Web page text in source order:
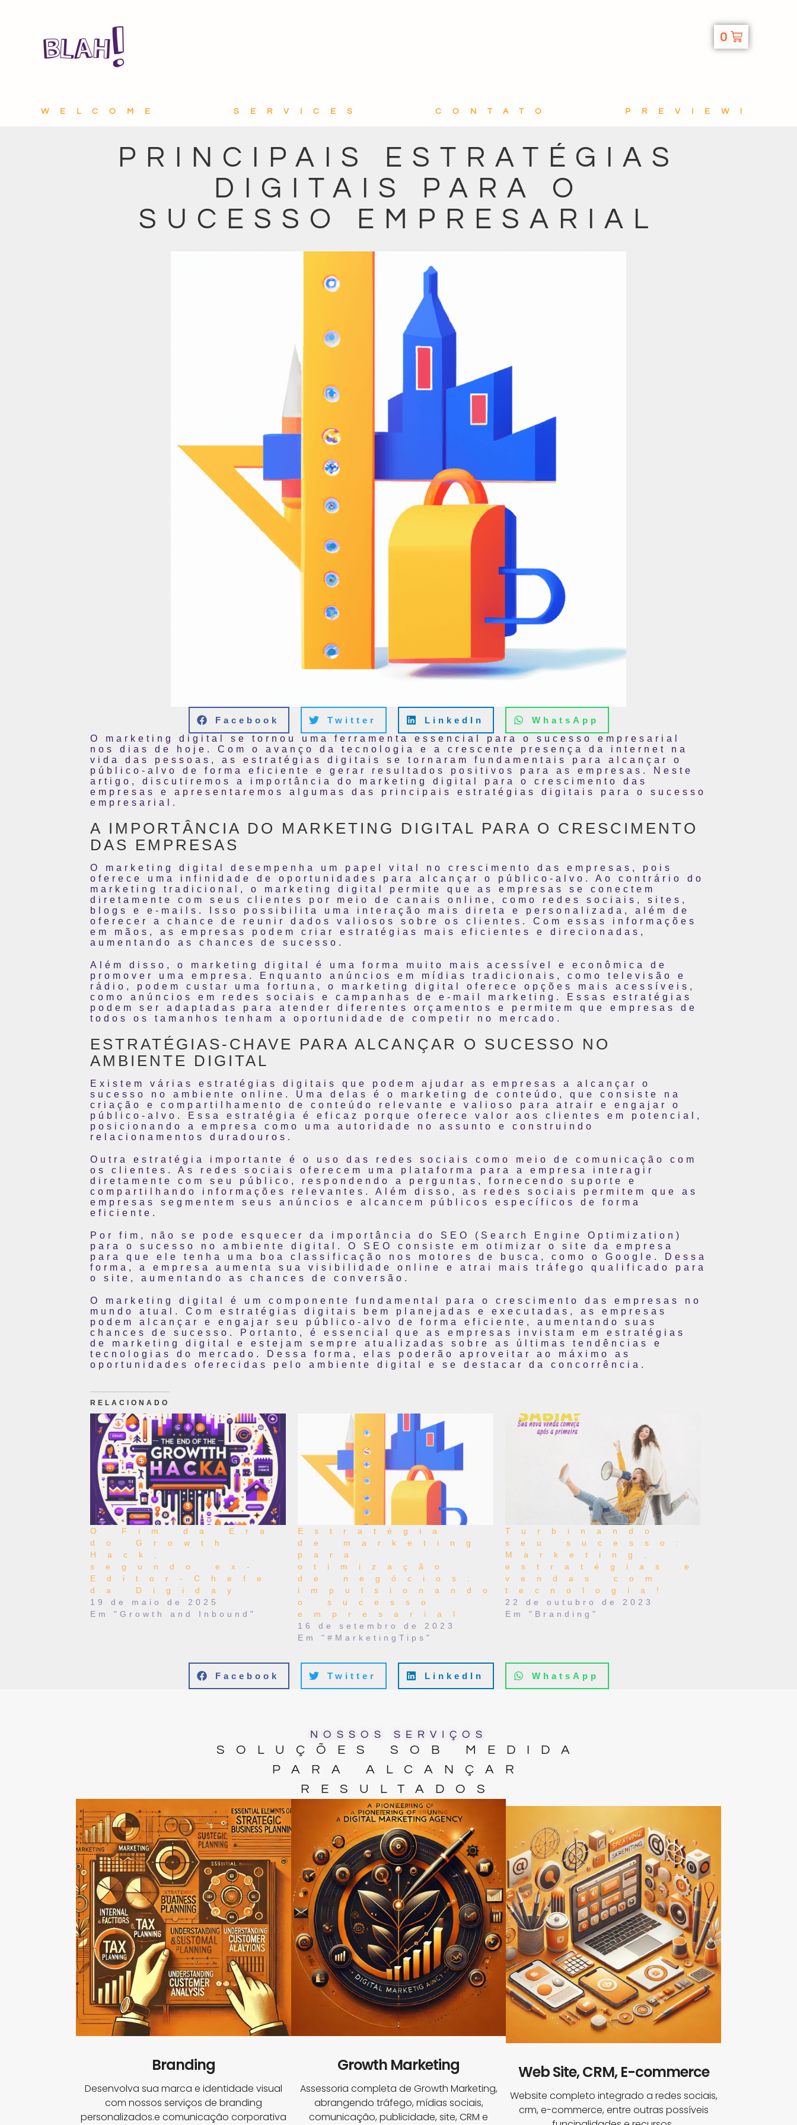
0
WELCOME SERVICES CONTATO PREVIEW!
PRINCIPAIS ESTRATÉGIAS
DIGITAIS PARA O
SUCESSO EMPRESARIAL
Facebook Twitter LinkedIn
WhatsApp
O marketing digital se tornou uma ferramenta essencial para o sucesso empresarial
nos dias de hoje. Com o avanço da tecnologia e a crescente presença da internet na
vida das pessoas, as estratégias digitais se tornaram fundamentais para alcançar o
público-alvo de forma eficiente e gerar resultados positivos para as empresas. Neste
artigo, discutiremos a importância do marketing digital para o crescimento das
empresas e apresentaremos algumas das principais estratégias digitais para o sucesso
empresarial.
A IMPORTÂNCIA DO MARKETING DIGITAL PARA O CRESCIMENTO
DAS EMPRESAS
O marketing digital desempenha um papel vital no crescimento das empresas, pois
oferece uma infinidade de oportunidades para alcançar o público-alvo. Ao contrário do
marketing tradicional, o marketing digital permite que as empresas se conectem
diretamente com seus clientes por meio de canais online, como redes sociais, sites,
blogs e e-mails. Isso possibilita uma interação mais direta e personalizada, além de
oferecer a chance de reunir dados valiosos sobre os clientes. Com essas informações
em mãos, as empresas podem criar estratégias mais eficientes e direcionadas,
aumentando as chances de sucesso.
Além disso, o marketing digital é uma forma muito mais acessível e econômica de
promover uma empresa. Enquanto anúncios em mídias tradicionais, como televisão e
rádio, podem custar uma fortuna, o marketing digital oferece opções mais acessíveis,
como anúncios em redes sociais e campanhas de e-mail marketing. Essas estratégias
podem ser adaptadas para atender diferentes orçamentos e permitem que empresas de
todos os tamanhos tenham a oportunidade de competir no mercado.
ESTRATÉGIAS-CHAVE PARA ALCANÇAR O SUCESSO NO
AMBIENTE DIGITAL
Existem várias estratégias digitais que podem ajudar as empresas a alcançar o
sucesso no ambiente online. Uma delas é o marketing de conteúdo, que consiste na
criação e compartilhamento de conteúdo relevante e valioso para atrair e engajar o
público-alvo. Essa estratégia é eficaz porque oferece valor aos clientes em potencial,
posicionando a empresa como uma autoridade no assunto e construindo
relacionamentos duradouros.
Outra estratégia importante é o uso das redes sociais como meio de comunicação com
os clientes. As redes sociais oferecem uma plataforma para a empresa interagir
diretamente com seu público, respondendo a perguntas, fornecendo suporte e
compartilhando informações relevantes. Além disso, as redes sociais permitem que as
empresas segmentem seus anúncios e alcancem públicos específicos de forma
eficiente.
Por fim, não se pode esquecer da importância do SEO (Search Engine Optimization)
para o sucesso no ambiente digital. O SEO consiste em otimizar o site da empresa
para que ele tenha uma boa classificação nos motores de busca, como o Google. Dessa
forma, a empresa aumenta sua visibilidade online e atrai mais tráfego qualificado para
o site, aumentando as chances de conversão.
O marketing digital é um componente fundamental para o crescimento das empresas no
mundo atual. Com estratégias digitais bem planejadas e executadas, as empresas
podem alcançar e engajar seu público-alvo de forma eficiente, aumentando suas
chances de sucesso. Portanto, é essencial que as empresas invistam em estratégias
de marketing digital e estejam sempre atualizadas sobre as últimas tendências e
tecnologias do mercado. Dessa forma, elas poderão aproveitar ao máximo as
oportunidades oferecidas pelo ambiente digital e se destacar da concorrência.
RELACIONADO
O Fim da Era
do Growth
Hack,
segundo ex-
Editor-Chefe
da Digiday
19 de maio de 2025
Em "Growth and Inbound"
Estratégia
de marketing
para
otimização
de negócios:
impulsionando
o sucesso
empresarial
16 de setembro de 2023
Em "#MarketingTips"
Turbinando
seu sucesso:
Marketing,
estratégias e
vendas com
tecnologia!
22 de outubro de 2023
Em "Branding"
Facebook Twitter LinkedIn WhatsApp
NOSSOS SERVIÇOS
SOLUÇÕES SOB MEDIDA
PARA ALCANÇAR
RESULTADOS
Branding
Desenvolva sua marca e identidade visual
com nossos serviços de branding
personalizados.e comunicação corporativa
Growth Marketing
Assessoria completa de Growth Marketing,
abrangendo tráfego, mídias sociais,
comunicação, publicidade, site, CRM e
Web Site, CRM, E-commerce
Website completo integrado a redes sociais,
crm, e-commerce, entre outras possíveis